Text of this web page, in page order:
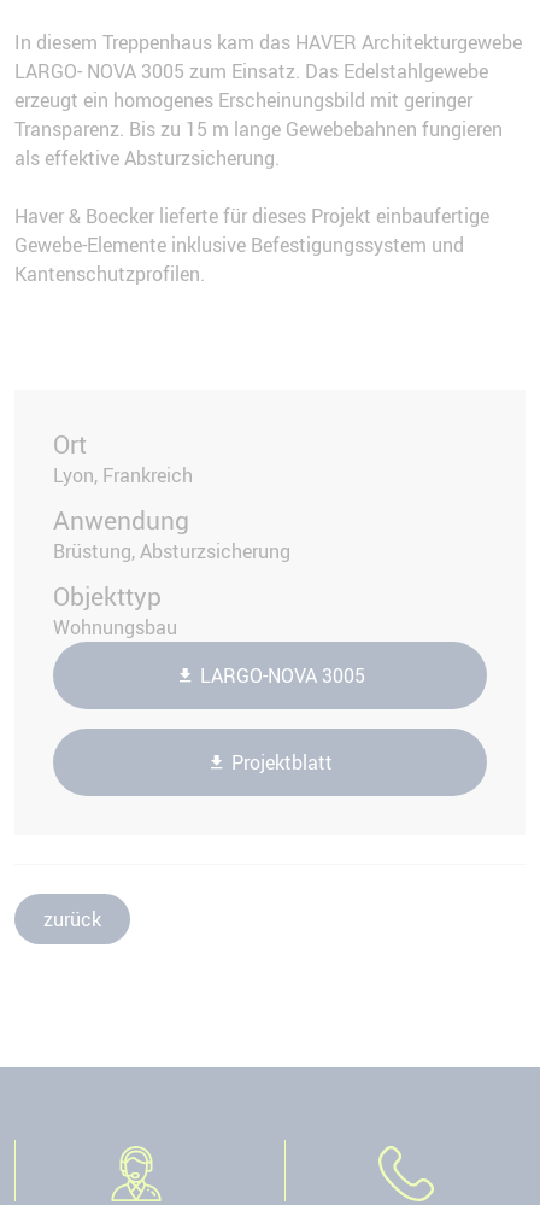
In diesem Treppenhaus kam das HAVER Architekturgewebe
LARGO- NOVA 3005 zum Einsatz. Das Edelstahlgewebe
erzeugt ein homogenes Erscheinungsbild mit geringer
Transparenz. Bis zu 15 m lange Gewebebahnen fungieren
als effektive Absturzsicherung.
Haver & Boecker lieferte für dieses Projekt einbaufertige
Gewebe-Elemente inklusive Befestigungssystem und
Kantenschutzprofilen.
Ort
Lyon, Frankreich
Anwendung
Brüstung, Absturzsicherung
Objekttyp
Wohnungsbau
LARGO-NOVA 3005
Projektblatt
zurück